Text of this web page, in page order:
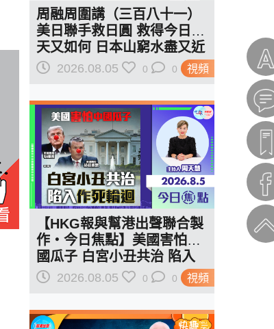
視頻
周融周圍講（三百八十一）
美日聯手救日圓 救得今日明
天又如何 日本山窮水盡又近
一步？2026.08.05 0 0
視頻
【HKG報與幫港出聲聯合製
作‧今日焦點】美國害怕中
國瓜子 白宮小丑共治 陷入
作死輪迴
2026.08.05 0 0